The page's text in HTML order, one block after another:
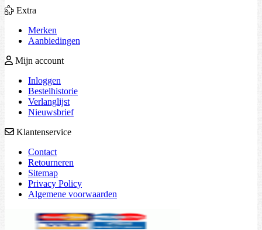
Extra
Merken
Aanbiedingen
Mijn account
Inloggen
Bestelhistorie
Verlanglijst
Nieuwsbrief
Klantenservice
Contact
Retourneren
Sitemap
Privacy Policy
Algemene voorwaarden